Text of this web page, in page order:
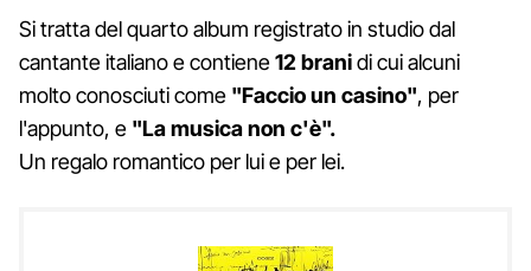
Si tratta del quarto album registrato in studio dal
cantante italiano e contiene12 branidi cui alcuni
molto conosciuti come "Faccio un casino", per
l'appunto, e "La musica non c'è".
Un regalo romantico per lui e per lei.